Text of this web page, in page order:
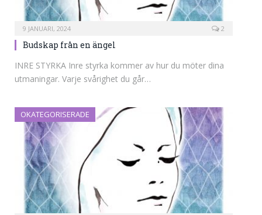
9 JANUARI, 2024 2
Budskap från en ängel
INRE STYRKA Inre styrka kommer av hur du möter dina
utmaningar. Varje svårighet du går…
OKATEGORISERADE